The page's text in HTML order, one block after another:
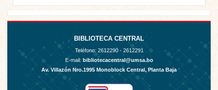
BIBLIOTECA CENTRAL
Teléfono: 2612290 - 2612291
E-mail: bibliotecacentral@umsa.bo
Av. Villazón Nro.1995 Monoblock Central, Planta Baja